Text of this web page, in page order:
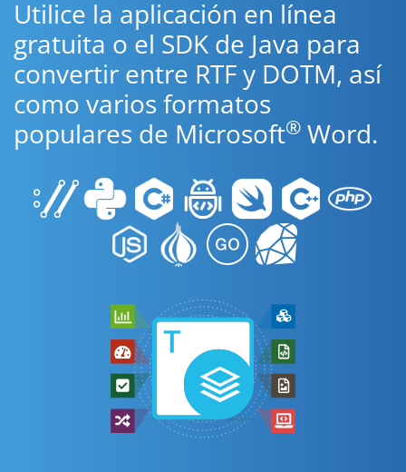
Utilice la aplicación en línea
gratuita o el SDK de Java para
convertir entre RTF y DOTM, así
como varios formatos
populares de Microsoft® Word.